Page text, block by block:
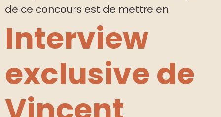
de ce concours est de mettre en
Interview
exclusive de